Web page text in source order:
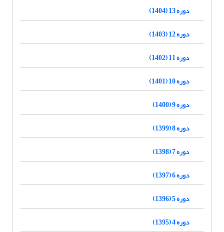
دوره 13 (1404)
دوره 12 (1403)
دوره 11 (1402)
دوره 10 (1401)
دوره 9 (1400)
دوره 8 (1399)
دوره 7 (1398)
دوره 6 (1397)
دوره 5 (1396)
دوره 4 (1395)